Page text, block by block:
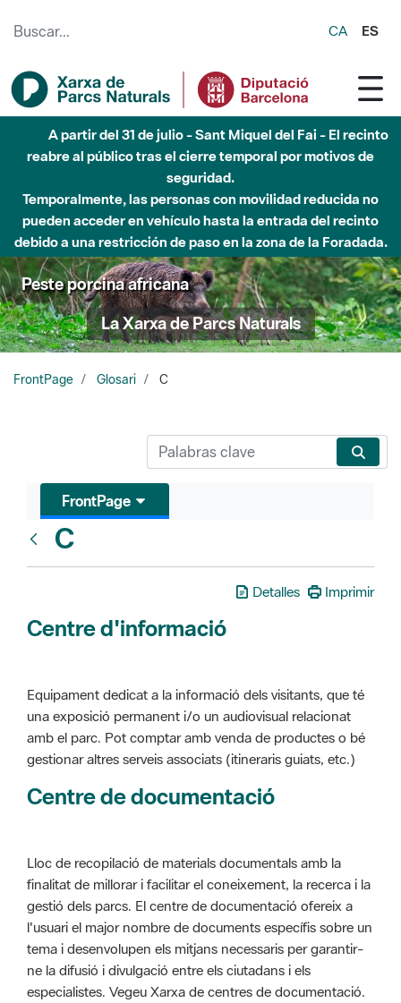
CA ES
A partir del 31 de julio - Sant Miquel del Fai - El recinto
reabre al público tras el cierre temporal por motivos de
seguridad.
Temporalmente, las personas con movilidad reducida no
pueden acceder en vehículo hasta la entrada del recinto
debido a una restricción de paso en la zona de la Foradada.
Peste porcina africana
La Xarxa de Parcs Naturals
FrontPage Glosari C
FrontPage
C
Detalles Imprimir
Centre d'informació
Equipament dedicat a la informació dels visitants, que té
una exposició permanent i/o un audiovisual relacionat
amb el parc. Pot comptar amb venda de productes o bé
gestionar altres serveis associats (itineraris guiats, etc.)
Centre de documentació
Lloc de recopilació de materials documentals amb la
finalitat de millorar i facilitar el coneixement, la recerca i la
gestió dels parcs. El centre de documentació ofereix a
l'usuari el major nombre de documents específis sobre un
tema i desenvolupen els mitjans necessaris per garantir-
ne la difusió i divulgació entre els ciutadans i els
especialistes. Vegeu Xarxa de centres de documentació.